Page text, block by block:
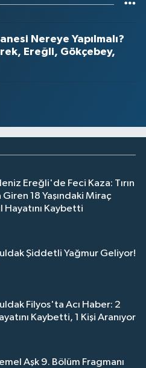
Nereye Yapılmalı?
Ereğli, Gökçebey,
Ereğli'de Feci Kaza: Tırın
Giren 18 Yaşındaki Miraç
Hayatını Kaybetti
Şiddetli Yağmur Geliyor!
Filyos'ta Acı Haber: 2
Kaybetti, 1 Kişi Aranıyor
Aşk 9. Bölüm Fragmanı